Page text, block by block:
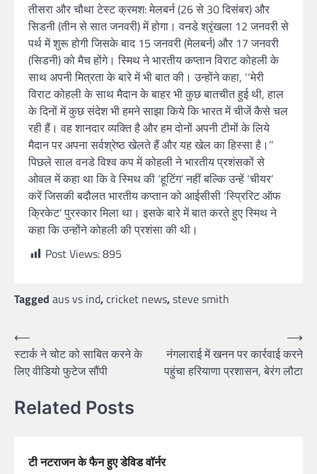
तीसरा और चौथा टेस्ट क्रमश: मेलबर्न (26 से 30 दिसंबर) और
सिडनी (तीन से सात जनवरी) में होगा। वनडे श्रृंखला 12 जनवरी से
पर्थ में शुरू होगी जिसके बाद 15 जनवरी (मेलबर्न) और 17 जनवरी
(सिडनी) को मैच होंगे। स्मिथ ने भारतीय कप्तान विराट कोहली के
साथ अपनी मित्रता के बारे में भी बात की। उन्होंने कहा, ‘‘मेरी
विराट कोहली के साथ मैदान के बाहर भी कुछ बातचीत हुई थी, हाल
के दिनों में कुछ संदेश भी हमने साझा किये कि भारत में चीजें कैसे चल
रही हैं। वह शानदार व्यक्ति है और हम दोनों अपनी टीमों के लिये
मैदान पर अपना सर्वश्रेष्ठ खेलते हैं और यह खेल का हिस्सा है।’’
पिछले साल वनडे विश्व कप में कोहली ने भारतीय प्रशंसकों से
ओवल में कहा था कि वे स्मिथ की ‘हूटिंग’ नहीं बल्कि उन्हें ‘चीयर’
करें जिसकी बदौलत भारतीय कप्तान को आईसीसी ‘स्प्रिरिट ऑफ
क्रिकेट’ पुरस्कार मिला था। इसके बारे में बात करते हुए स्मिथ ने
कहा कि उन्होंने कोहली की प्रशंसा की थी।
Post Views:895
Tagged aus vs ind,cricket news,steve smith
⟵
स्टार्क ने चोट को साबित करने के
लिए वीडियो फुटेज सौंपी
नंगलाराई में खनन पर कार्रवाई करने
पहुंचा हरियाणा प्रशासन, बेरंग लौटा
⟶
Related Posts
टी नटराजन के फैन हुए डेविड वॉर्नर